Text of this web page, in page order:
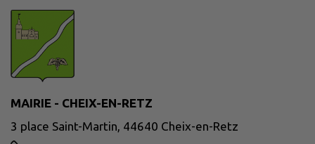
MAIRIE - CHEIX-EN-RETZ
3 place Saint-Martin, 44640 Cheix-en-Retz